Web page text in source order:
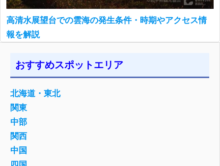
高清水展望台での雲海の発生条件・時期やアクセス情
報を解説
おすすめスポットエリア
北海道・東北
関東
中部
関西
中国